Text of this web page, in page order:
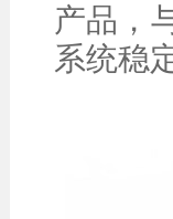
产品，
系统稳